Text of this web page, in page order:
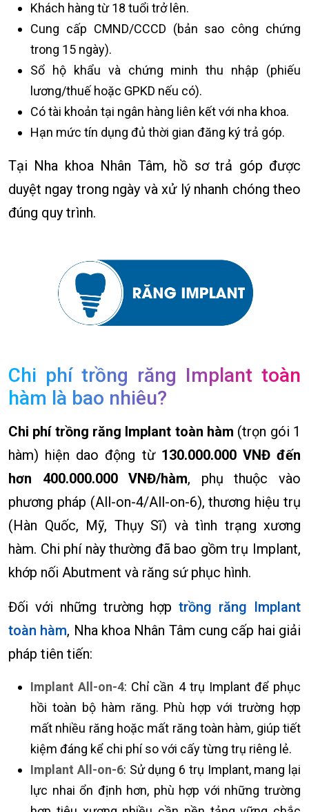
Khách hàng từ 18 tuổi trở lên.
Cung cấp CMND/CCCD (bản sao công chứng
trong 15 ngày).
Sổ hộ khẩu và chứng minh thu nhập (phiếu
lương/thuế hoặc GPKD nếu có).
Có tài khoản tại ngân hàng liên kết với nha khoa.
Hạn mức tín dụng đủ thời gian đăng ký trả góp.
Tại Nha khoa Nhân Tâm, hồ sơ trả góp được
duyệt ngay trong ngày và xử lý nhanh chóng theo
đúng quy trình.
Chi phí trồng răng Implant toàn
hàm là bao nhiêu?
Chi phí trồng răng Implant toàn hàm (trọn gói 1
hàm) hiện dao động từ 130.000.000 VNĐ đến
hơn 400.000.000 VNĐ/hàm, phụ thuộc vào
phương pháp (All-on-4/All-on-6), thương hiệu trụ
(Hàn Quốc, Mỹ, Thụy Sĩ) và tình trạng xương
hàm. Chi phí này thường đã bao gồm trụ Implant,
khớp nối Abutment và răng sứ phục hình.
Đối với những trường hợp trồng răng Implant
toàn hàm, Nha khoa Nhân Tâm cung cấp hai giải
pháp tiên tiến:
Implant All-on-4: Chỉ cần 4 trụ Implant để phục
hồi toàn bộ hàm răng. Phù hợp với trường hợp
mất nhiều răng hoặc mất răng toàn hàm, giúp tiết
kiệm đáng kể chi phí so với cấy từng trụ riêng lẻ.
Implant All-on-6: Sử dụng 6 trụ Implant, mang lại
lực nhai ổn định hơn, phù hợp với những trường